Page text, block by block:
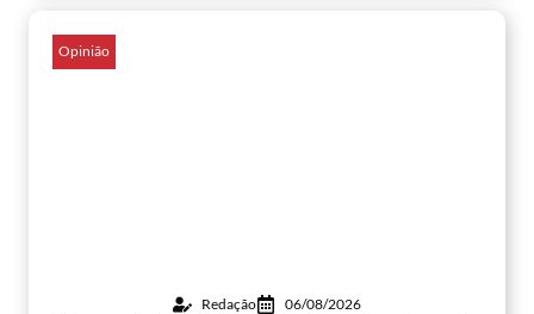
Opinião
Redação 06/08/2026